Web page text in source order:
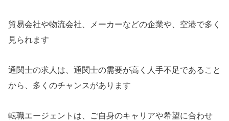
貿易会社や物流会社、メーカーなどの企業や、空港で多く
見られます
通関士の求人は、通関士の需要が高く人手不足であること
から、多くのチャンスがあります
転職エージェントは、ご自身のキャリアや希望に合わせ